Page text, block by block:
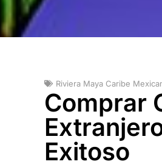
Riviera Maya Caribe
Comprar
Exitoso